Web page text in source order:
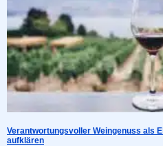
Verantwortungsvoller Weingenuss als
aufklären